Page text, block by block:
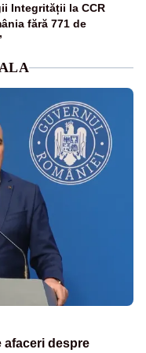
Integrității la CCR
fără 771 de
afaceri despre